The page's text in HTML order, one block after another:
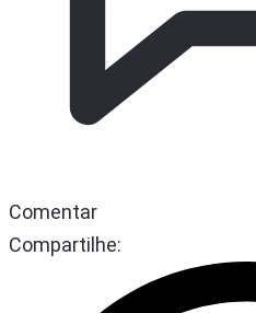
Comentar
Compartilhe: